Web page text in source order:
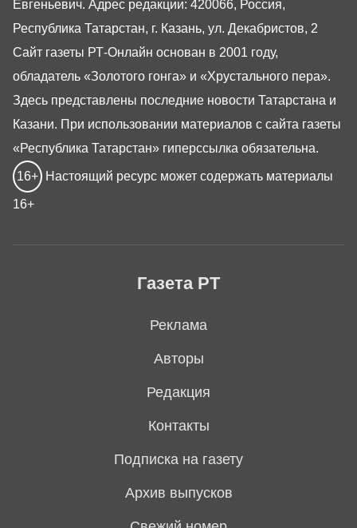
Газета РТ
Реклама
Авторы
Редакция
Контакты
Подписка на газету
Архив выпусков
Евгеньевич. Адрес редакции: 420066, Россия,
Республика Татарстан, г. Казань, ул. Декабристов, 2
Сайт газеты РТ-Онлайн основан в 2001 году,
обладатель «Золотого гонга» и «Хрустального пера».
Здесь представлены последние новости Татарстана и
Казани. При использовании материалов с сайта газеты
«Республика Татарстан» гиперссылка обязательна.
16+ Настоящий ресурс может содержать материалы
16+